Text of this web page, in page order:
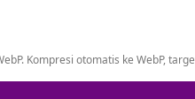
Kompresi otomatis ke WebP,